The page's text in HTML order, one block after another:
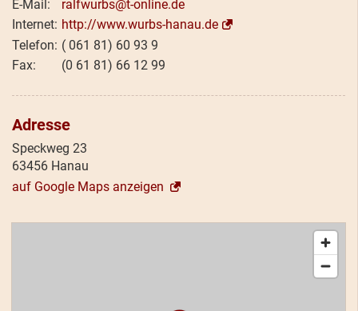
ralfwurbs@t-online.de
http://www.wurbs-hanau.de
( 061 81) 60 93 9
(0 61 81) 66 12 99
Adresse
Speckweg 23
63456 Hanau
auf Google Maps anzeigen